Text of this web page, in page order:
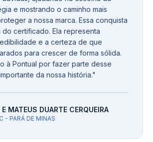
e mostrando o caminho mais
a nossa marca. Essa conquista
do certificado. Ela representa
e a certeza de que
para crescer de forma sólida.
à Pontual por fazer parte desse
da nossa história."
MATEUS DUARTE CERQUEIRA
- PARÁ DE MINAS